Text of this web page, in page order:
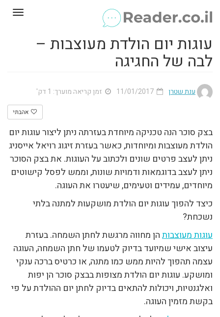
עוגות יום הולדת מעוצבות –
לבה של החגיגה
ענת שטרן זמן קריאה מוערך: 1 דק'
אהבתי
בצק סוכר הנה טכניקה מיוחדת בעזרתה ניתן ליצור עוגות יום
הולדת מעוצבות ומיוחדות, כאשר בעזרת זיגוג רויאל אייסניג
ניתן לעצב פרטים שונים ולכתוב על העוגות. את בצק הסוכר
ניתן לעצב בדוגמאות ודמויות שונות, וממש לפסל קישוטים
מיוחדים, עמידים וטעימים, שיעטרו את העוגה.
כיצד להפוך עוגות יום הולדת מושקעות למתנה בלתי
נשכחת?
עוגות מעוצבותהן מחווה מרגשת לחתן השמחה. בעזרת
עיצוב אישי שמיועד בדיוק לטעמו של חתן השמחה, העוגה
עצמה תהפוך להיות ממש כמו מתנה, או כרטיס ברכה ענקי
ומושקע. עוגות יום הולדת מצופות בבצק סוכר הן יפות
ואלגנטיות, ויכולות להתאים בדיוק לחתן יום ההולדת על פי
בקשת מזמין העוגה.